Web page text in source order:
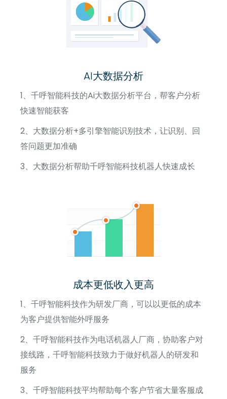
AI大数据分析
1、千呼智能科技的Ai大数据分析平台，帮客户分析
快速智能获客
2、大数据分析+多引擎智能识别技术，让识别、回
答问题更加准确
3、大数据分析帮助千呼智能科技机器人快速成长
成本更低收入更高
1、千呼智能科技作为研发厂商，可以以更低的成本
为客户提供智能外呼服务
2、千呼智能科技作为电话机器人厂商，协助客户对
接线路，千呼智能科技致力于做好机器人的研发和
服务
3、千呼智能科技平均帮助每个客户节省大量客服成